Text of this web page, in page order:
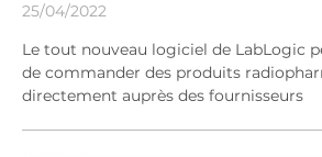
25/04/2022
Le tout nouveau logiciel de LabLogic
de commander des produits
directement auprès des fournisseurs